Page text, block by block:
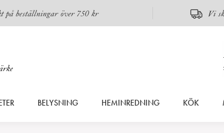
på beställningar över 750 kr Vi
BELYSNING HEMINREDNING KÖK